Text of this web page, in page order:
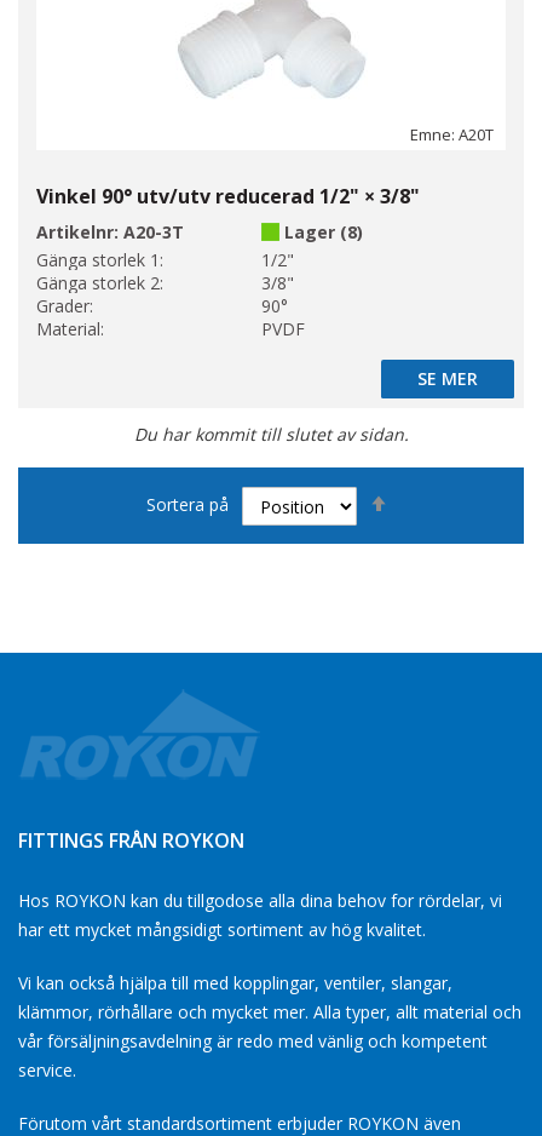
Emne: A20T
Vinkel 90° utv/utv reducerad 1/2" × 3/8"
Artikelnr: A20-3T
Lager (8)
Gänga storlek 1:
1/2"
Gänga storlek 2:
3/8"
Grader:
90°
Material:
PVDF
SE MER
SE MER
Du har kommit till slutet av sidan.
Sortera på
FITTINGS FRÅN ROYKON
Hos ROYKON kan du tillgodose alla dina behov for rördelar, vi
har ett mycket mångsidigt sortiment av hög kvalitet.
Vi kan också hjälpa till med kopplingar, ventiler, slangar,
klämmor, rörhållare och mycket mer. Alla typer, allt material och
vår försäljningsavdelning är redo med vänlig och kompetent
service.
Förutom vårt standardsortiment erbjuder ROYKON även